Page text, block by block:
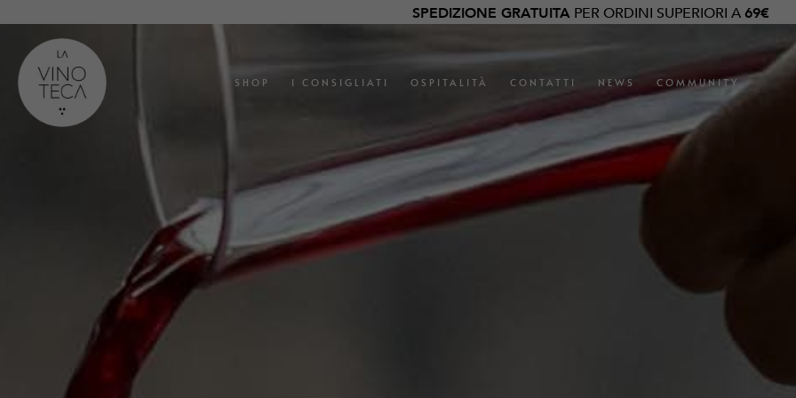
SPEDIZIONE GRATUITAPER ORDINI SUPERIORI A69€
SHOP I CONSIGLIATI OSPITALITÀ CONTATTI NEWS COMMUNITY